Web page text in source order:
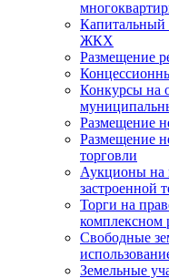
Капитальный
ЖКХ
Размещение
Конкурсы на
Размещение
Размещение
торговли
Аукционы на
застроенной
Торги на
комплексном
Свободные
Земельные